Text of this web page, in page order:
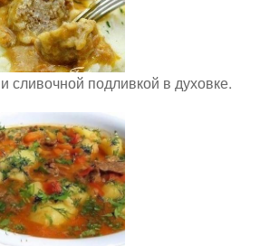
сливочной подливкой в духовке.